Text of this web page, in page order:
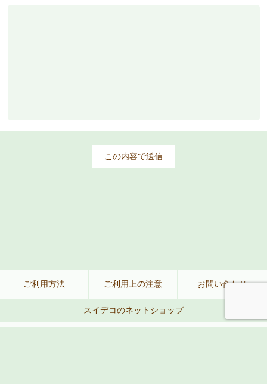
ご利用方法 ご利用上の注意 お問い合わせ
スイデコのネットショップ